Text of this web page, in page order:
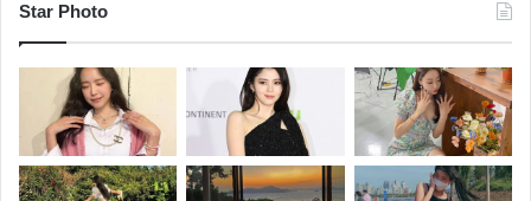
Star Photo